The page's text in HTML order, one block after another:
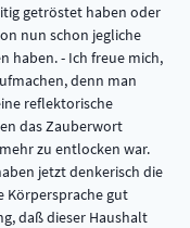
getröstet haben oder
nun schon jegliche
haben. - Ich freue mich,
denn man
reflektorische
das Zauberwort
zu entlocken war.
jetzt denkerisch die
Körpersprache gut
daß dieser Haushalt